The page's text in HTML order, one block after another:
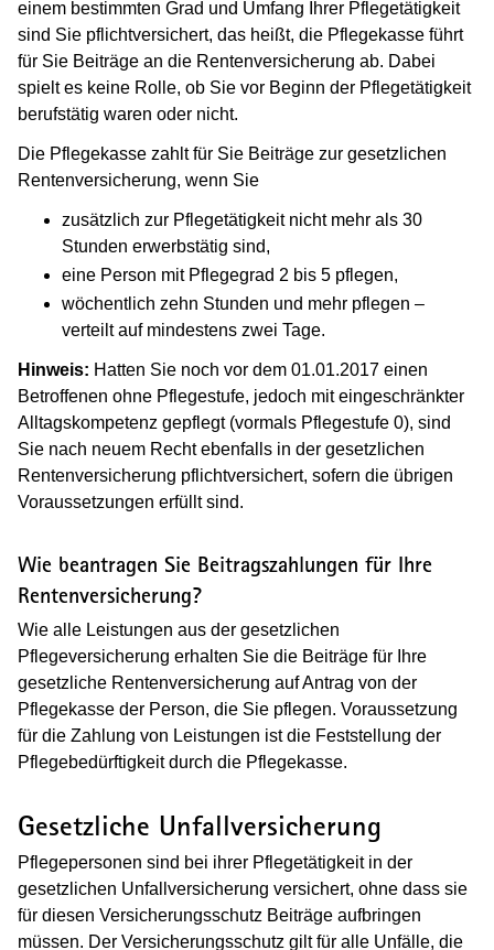
einem bestimmten Grad und Umfang Ihrer Pflegetätigkeit
sind Sie pflichtversichert, das heißt, die Pflegekasse führt
für Sie Beiträge an die Rentenversicherung ab. Dabei
spielt es keine Rolle, ob Sie vor Beginn der Pflegetätigkeit
berufstätig waren oder nicht.
Die Pflegekasse zahlt für Sie Beiträge zur gesetzlichen
Rentenversicherung, wenn Sie
zusätzlich zur Pflegetätigkeit nicht mehr als 30
Stunden erwerbstätig sind,
eine Person mit Pflegegrad 2 bis 5 pflegen,
wöchentlich zehn Stunden und mehr pflegen –
verteilt auf mindestens zwei Tage.
Hinweis: Hatten Sie noch vor dem 01.01.2017 einen
Betroffenen ohne Pflegestufe, jedoch mit eingeschränkter
Alltagskompetenz gepflegt (vormals Pflegestufe 0), sind
Sie nach neuem Recht ebenfalls in der gesetzlichen
Rentenversicherung pflichtversichert, sofern die übrigen
Voraussetzungen erfüllt sind.
Wie beantragen Sie Beitragszahlungen für Ihre
Rentenversicherung?
Wie alle Leistungen aus der gesetzlichen
Pflegeversicherung erhalten Sie die Beiträge für Ihre
gesetzliche Rentenversicherung auf Antrag von der
Pflegekasse der Person, die Sie pflegen. Voraussetzung
für die Zahlung von Leistungen ist die Feststellung der
Pflegebedürftigkeit durch die Pflegekasse.
Gesetzliche Unfallversicherung
Pflegepersonen sind bei ihrer Pflegetätigkeit in der
gesetzlichen Unfallversicherung versichert, ohne dass sie
für diesen Versicherungsschutz Beiträge aufbringen
müssen. Der Versicherungsschutz gilt für alle Unfälle, die